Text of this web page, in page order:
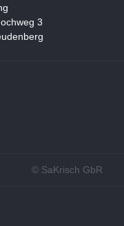
3
© SaKrisch GbR